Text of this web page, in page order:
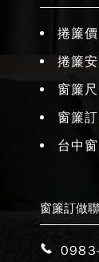
捲簾
捲簾
窗簾
窗簾
台中
窗簾訂做